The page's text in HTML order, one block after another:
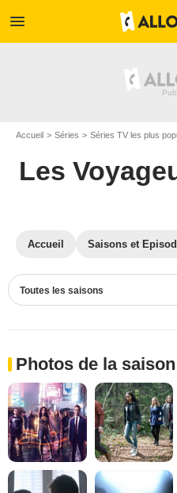
menu
Accueil Séries Séries TV les plus
Les
Accueil Saisons et
Toutes les saisons
Photos de la